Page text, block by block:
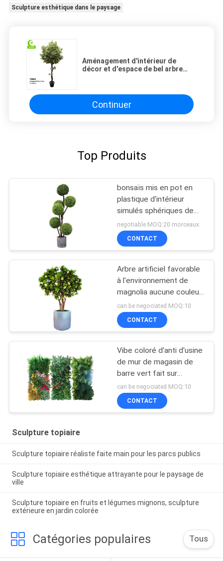
Sculpture esthétique dans le paysage
Aménagement d'intérieur de
décor et d'espace de bel arbre
Continuer
Top Produits
bonsaïs mis en pot en
plastique d'intérieur
simulés sphériques de
faux buis d'usine de
180Cm
negotiable MOQ:20 morceaux
CONTACT
Arbre artificiel favorable
à l'environnement de
magnolia aucune couleur
se fanant les usines à
feuilles persistantes
can be negociated MOQ:10
CONTACT
Vibe coloré d'anti d'usine
de mur de magasin de
barre vert fait sur
commande artificiel UV
de Decoraion
can be negociated MOQ:10
CONTACT
Sculpture topiaire
Sculpture topiaire réaliste faite main pour les parcs publics
Sculpture topiaire esthétique attrayante pour le paysage de
ville
Sculpture topiaire en fruits et légumes mignons, sculpture
extérieure en jardin colorée
Catégories populaires Tous